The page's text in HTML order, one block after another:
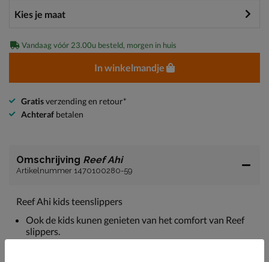
Vandaag vóór 23.00u besteld, morgen in huis
In winkelmandje
Gratisverzending en retour*
Achteraf betalen
Omschrijving Reef Ahi
Artikelnummer 1470100280-59
Reef Ahi kids teenslippers
Ook de kids kunen genieten van het comfort van Reef
slippers.